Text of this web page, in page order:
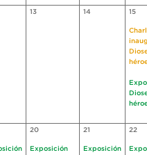
13 14 15
20
Exposición
21
Exposición
22